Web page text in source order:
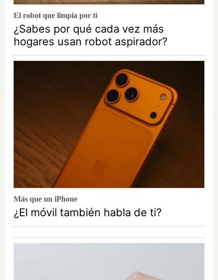
El robot que limpia por ti
¿Sabes por qué cada vez más
hogares usan robot aspirador?
Más que un iPhone
¿El móvil también habla de ti?